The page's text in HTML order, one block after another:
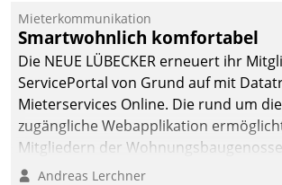
Mieterkommunikation
Smartwohnlich komfortabel
Die NEUE LÜBECKER erneuert ihr
ServicePortal von Grund auf mit
Mieterservices Online. Die rund um
zugängliche Webapplikation
Mitgliedern der
Kontaktaufnahme per Smartphone,
Andreas Lerchner